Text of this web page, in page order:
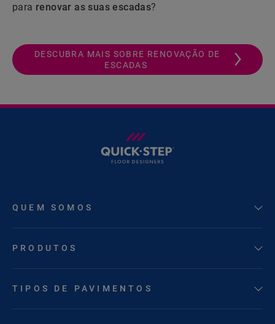
para renovar as suas escadas?
DESCUBRA MAIS SOBRE RENOVAÇÃO DE
ESCADAS
QUEM SOMOS
PRODUTOS
TIPOS DE PAVIMENTOS